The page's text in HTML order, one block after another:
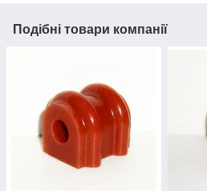
Подібні товари компанії